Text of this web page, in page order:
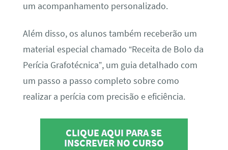
um acompanhamento personalizado.
Além disso, os alunos também receberão um
material especial chamado “Receita de Bolo da
Perícia Grafotécnica”, um guia detalhado com
um passo a passo completo sobre como
realizar a perícia com precisão e eficiência.
CLIQUE AQUI PARA SE
INSCREVER NO CURSO